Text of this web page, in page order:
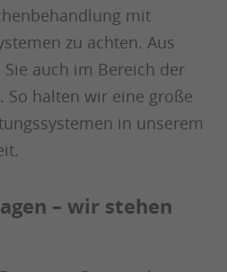
mit
zu achten. Aus
auch im Bereich der
So halten wir eine große
in unserem
– wir stehen